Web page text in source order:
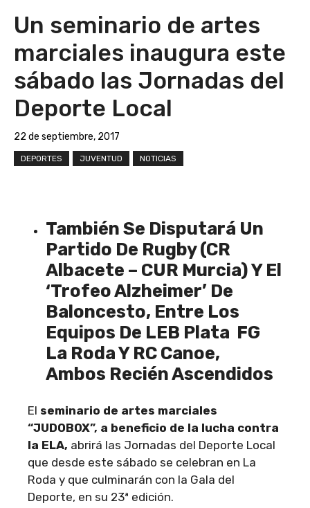
Un seminario de artes
marciales inaugura este
sábado las Jornadas del
Deporte Local
22 de septiembre, 2017
DEPORTES JUVENTUD NOTICIAS
También Se Disputará Un
Partido De Rugby (CR
Albacete – CUR Murcia) Y El
‘Trofeo Alzheimer’ De
Baloncesto, Entre Los
Equipos De LEB Plata FG
La Roda Y RC Canoe,
Ambos Recién Ascendidos
El seminario de artes marciales
“JUDOBOX”, a beneficio de la lucha contra
la ELA, abrirá las Jornadas del Deporte Local
que desde este sábado se celebran en La
Roda y que culminarán con la Gala del
Deporte, en su 23ª edición.